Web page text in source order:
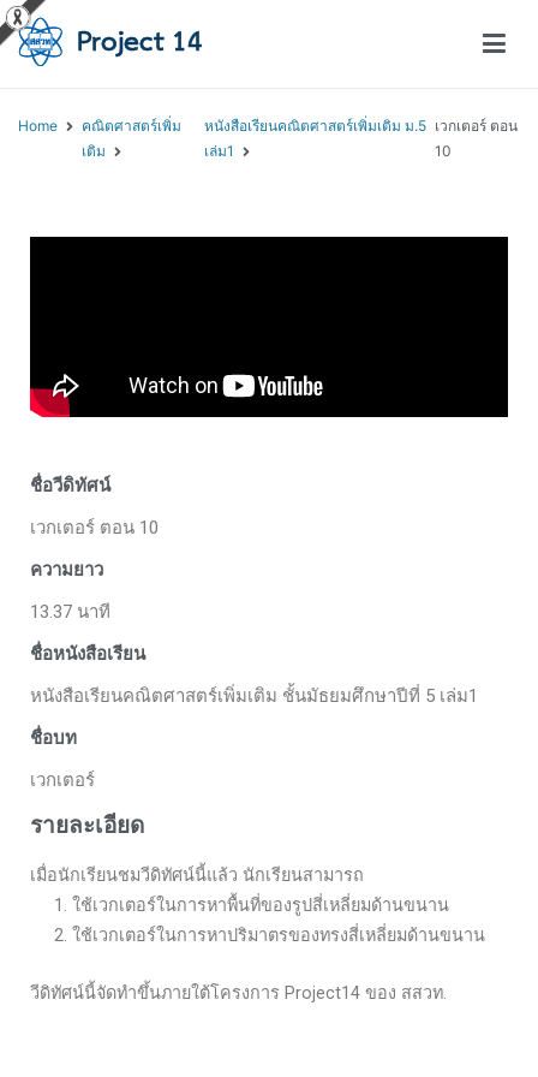
Home
คณิตศาสตร์เพิ่ม
เติม
หนังสือเรียนคณิตศาสตร์เพิ่มเติม ม.5
เล่ม1
เวกเตอร์ ตอน
10
ชื่อวีดิทัศน์
เวกเตอร์ ตอน 10
ความยาว
13.37 นาที
ชื่อหนังสือเรียน
หนังสือเรียนคณิตศาสตร์เพิ่มเติม ชั้นมัธยมศึกษาปีที่ 5 เล่ม1
ชื่อบท
เวกเตอร์
รายละเอียด
เมื่อนักเรียนชมวีดิทัศน์นี้แล้ว นักเรียนสามารถ
1. ใช้เวกเตอร์ในการหาพื้นที่ของรูปสี่เหลี่ยมด้านขนาน
2. ใช้เวกเตอร์ในการหาปริมาตรของทรงสี่เหลี่ยมด้านขนาน
วีดิทัศน์นี้จัดทำขึ้นภายใต้โครงการ Project14 ของ สสวท.